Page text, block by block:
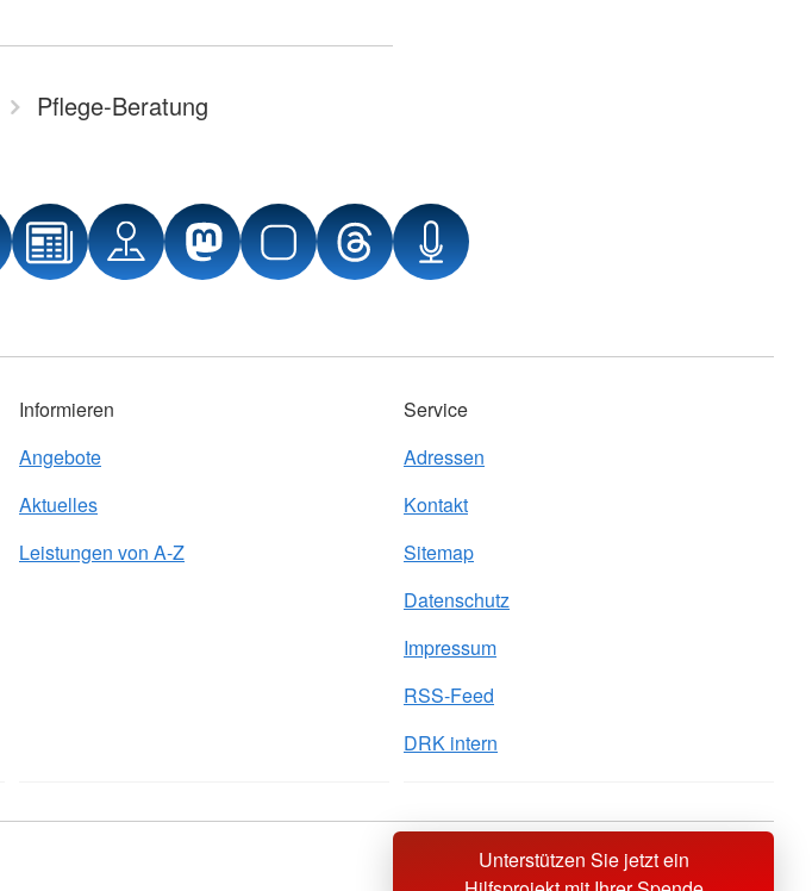
Unterstützen Sie jetzt ein
Pflege-Beratung
Informieren
Angebote
Aktuelles
Leistungen von A-Z
Service
Adressen
Kontakt
Sitemap
Datenschutz
Impressum
RSS-Feed
DRK intern
Sprache wechseln zu